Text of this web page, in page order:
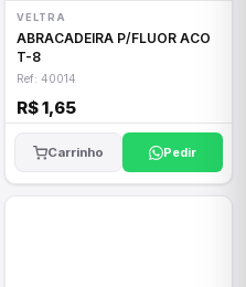
VELTRA
ABRACADEIRA P/FLUOR ACO
T-8
Ref: 40014
R$ 1,65
Carrinho Pedir